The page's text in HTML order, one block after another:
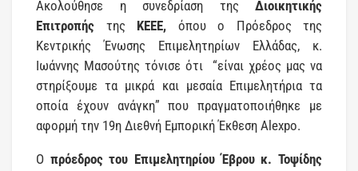
Ακολούθησε η συνεδρίαση της Διοικητικής
Επιτροπής της ΚΕΕΕ, όπου ο Πρόεδρος της
Κεντρικής Ένωσης Επιμελητηρίων Ελλάδας, κ.
Ιωάννης Μασούτης τόνισε ότι “είναι χρέος μας να
στηρίξουμε τα μικρά και μεσαία Επιμελητήρια τα
οποία έχουν ανάγκη” που πραγματοποιήθηκε με
αφορμή την 19η Διεθνή Εμπορική Έκθεση Alexpo.
Ο πρόεδρος του Επιμελητηρίου Έβρου κ. Τοψίδης